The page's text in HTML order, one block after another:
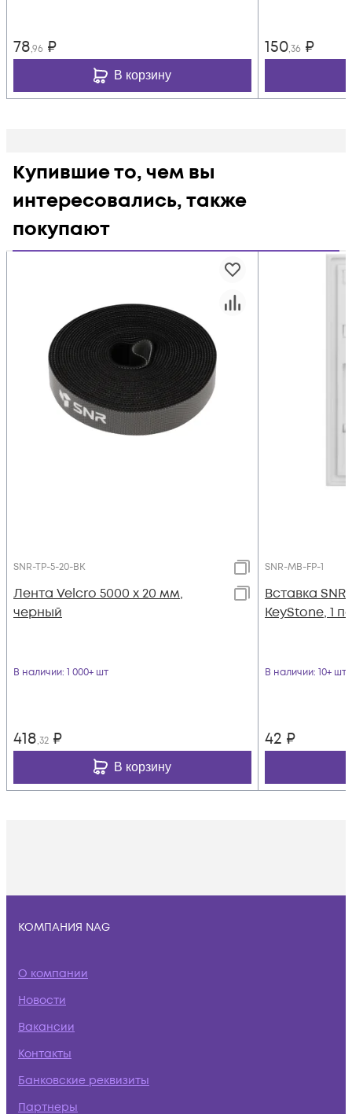
78,96 ₽
В корзину
150,36 ₽
Купившие то, чем вы
интересовались, также
покупают
SNR-TP-5-20-BK
Лента Velcro 5000 х 20 мм,
черный
В наличии: 1 000+ шт
418,32 ₽
В корзину
SNR-MB-FP-1
Вставка
KeyStone, 1
В наличии: 10+ шт
42 ₽
КОМПАНИЯ NAG
О компании
Новости
Вакансии
Контакты
Банковские реквизиты
Партнеры